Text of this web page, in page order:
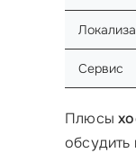
Сервис
Плюсы
обсудить